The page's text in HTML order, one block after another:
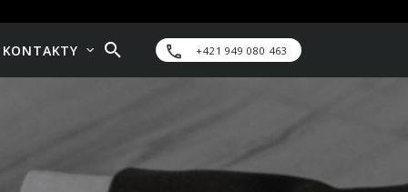
KONTAKTY +421 949 080 463